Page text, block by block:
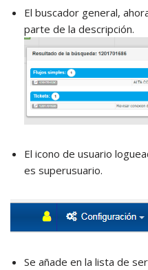
El buscador general,
parte de la descripción.
El icono de usuario
es superusuario.
Se añade en la lista de